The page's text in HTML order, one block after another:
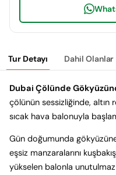
Tur Detayı Dahil Olanlar
Dubai Çölünde
çölünün sessizliğinde, altın
sıcak hava balonuyla
Gün doğumunda gökyüzüne
eşsiz manzaralarını
yükselen balonla